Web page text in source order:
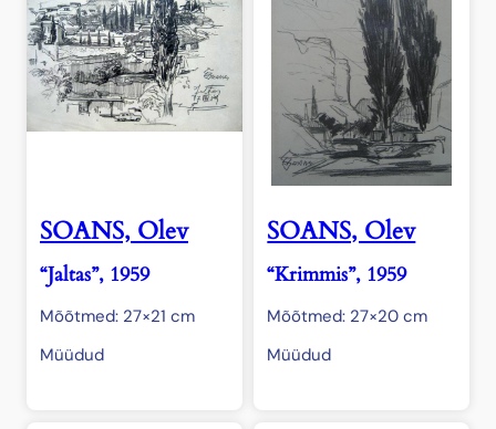
SOANS, Olev
“Jaltas”, 1959
Mõõtmed: 27×21 cm
Müüdud
SOANS, Olev
“Krimmis”, 1959
Mõõtmed: 27×20 cm
Müüdud